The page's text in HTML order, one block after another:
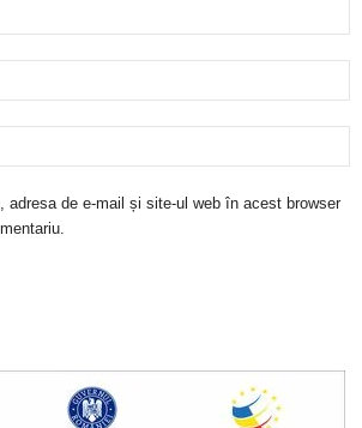
adresa de e-mail și site-ul web în acest browser